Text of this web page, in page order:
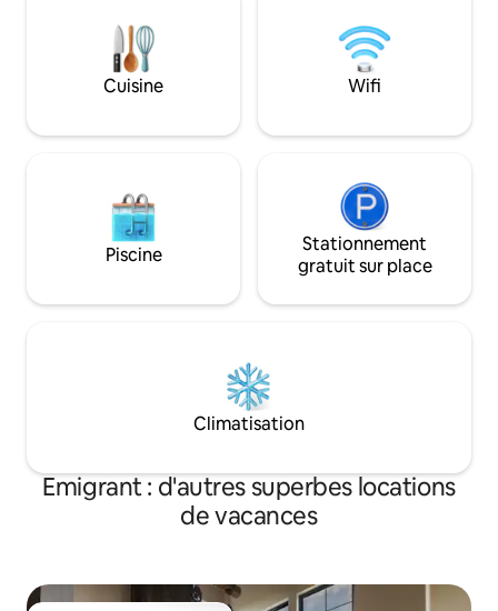
pittoresques, avec d'excellentes options
de restauration à Livingston, Paradise
Valley et Bozeman, tous à portée de
main pour des souvenirs inoubliables du
en eaux vives,
bien plus encore
restaurants/
faune est
Cuisine Wifi
Piscine
Stationnement
gratuit sur place
Climatisation
Emigrant : d'autres superbes locations
de vacances